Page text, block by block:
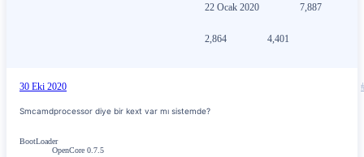
22 Ocak 2020 7,887
2,864 4,401
30 Eki 2020
Smcamdprocessor diye bir kext var mı sistemde?
BootLoader
OpenCore 0.7.5